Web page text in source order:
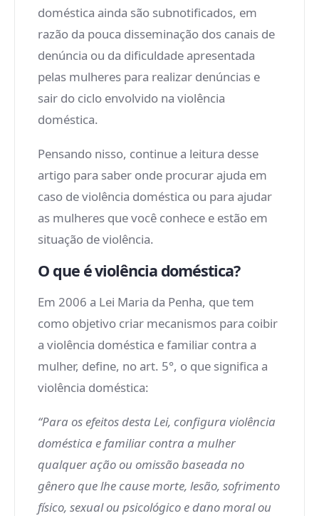
doméstica ainda são subnotificados, em
razão da pouca disseminação dos canais de
denúncia ou da dificuldade apresentada
pelas mulheres para realizar denúncias e
sair do ciclo envolvido na violência
doméstica.
Pensando nisso, continue a leitura desse
artigo para saber onde procurar ajuda em
caso de violência doméstica ou para ajudar
as mulheres que você conhece e estão em
situação de violência.
O que é violência doméstica?
Em 2006 a Lei Maria da Penha, que tem
como objetivo criar mecanismos para coibir
a violência doméstica e familiar contra a
mulher, define, no art. 5°, o que significa a
violência doméstica:
“Para os efeitos desta Lei, configura violência
doméstica e familiar contra a mulher
qualquer ação ou omissão baseada no
gênero que lhe cause morte, lesão, sofrimento
físico, sexual ou psicológico e dano moral ou